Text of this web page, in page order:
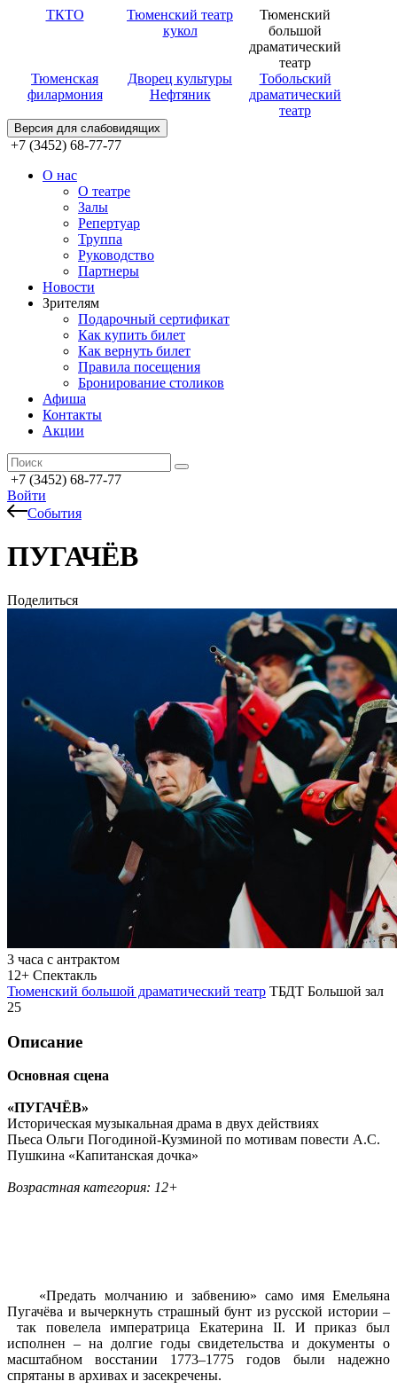
ТКТО
Тюменский театр
кукол
Тюменский
большой
драматический
театр
Тюменская
филармония
Дворец культуры
Нефтяник
Тобольский
драматический
театр
Версия для слабовидящих
+7 (3452) 68-77-77
О нас
О театре
Залы
Репертуар
Труппа
Руководство
Партнеры
Новости
Зрителям
Подарочный сертификат
Как купить билет
Как вернуть билет
Правила посещения
Бронирование столиков
Афиша
Контакты
Акции
+7 (3452) 68-77-77
Войти
События
ПУГАЧЁВ
Поделиться
3 часа с антрактом
12+ Спектакль
Тюменский большой драматический театр ТБДТ Большой зал
25
Описание
Основная сцена
«ПУГАЧЁВ»
Историческая музыкальная драма в двух действиях
Пьеса Ольги Погодиной-Кузминой по мотивам повести А.С.
Пушкина «Капитанская дочка»
Возрастная категория: 12+
«Предать молчанию и забвению» само имя Емельяна
Пугачёва и вычеркнуть страшный бунт из русской истории –
так повелела императрица Екатерина II. И приказ был
исполнен – на долгие годы свидетельства и документы о
масштабном восстании 1773–1775 годов были надежно
спрятаны в архивах и засекречены.